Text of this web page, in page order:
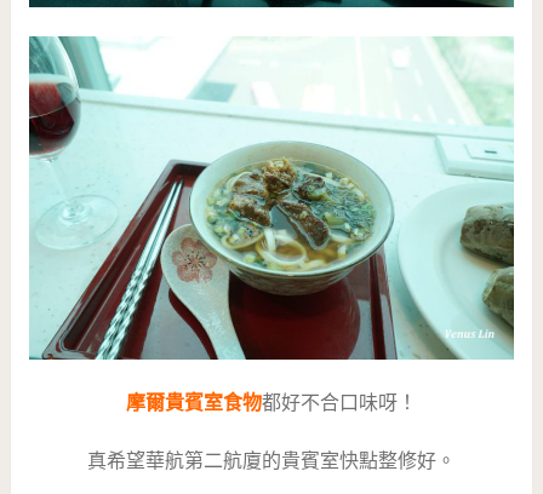
摩爾貴賓室食物都好不合口味呀！
真希望華航第二航廈的貴賓室快點整修好。